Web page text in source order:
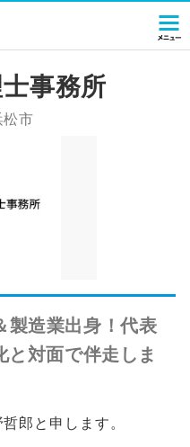
事務所
松市
製造業出身！代表
対面で伴走しま
郎と申します。